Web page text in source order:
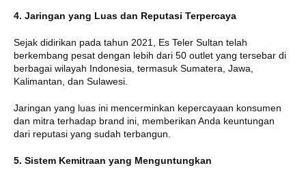
4. Jaringan yang Luas dan Reputasi Terpercaya
Sejak didirikan pada tahun 2021, Es Teler Sultan telah
berkembang pesat dengan lebih dari 50 outlet yang tersebar di
berbagai wilayah Indonesia, termasuk Sumatera, Jawa,
Kalimantan, dan Sulawesi.
Jaringan yang luas ini mencerminkan kepercayaan konsumen
dan mitra terhadap brand ini, memberikan Anda keuntungan
dari reputasi yang sudah terbangun.
5. Sistem Kemitraan yang Menguntungkan